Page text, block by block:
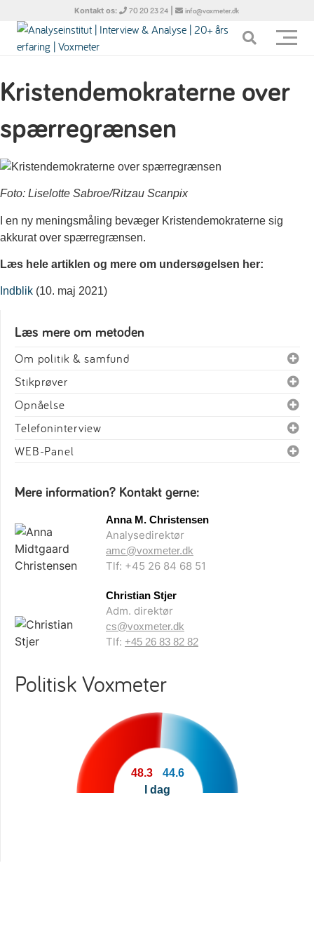
Kontakt os: 70 20 23 24 | info@voxmeter.dk
Kristendemokraterne over
spærregrænsen
Foto: Liselotte Sabroe/Ritzau Scanpix
I en ny meningsmåling bevæger Kristendemokraterne sig
akkurat over spærregrænsen.
Læs hele artiklen og mere om undersøgelsen her:
Indblik (10. maj 2021)
Læs mere om metoden
Om politik & samfund
Stikprøver
Opnåelse
Telefoninterview
WEB-Panel
Mere information? Kontakt gerne:
Anna M. Christensen
Analysedirektør
amc@voxmeter.dk
Tlf: +45 26 84 68 51
Christian Stjer
Adm. direktør
cs@voxmeter.dk
Tlf: +45 26 83 82 82
Politisk Voxmeter
48.3
44.6
I dag